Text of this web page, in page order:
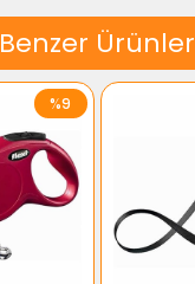
Benzer Ürünler
%9